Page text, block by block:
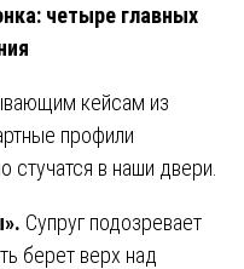
четыре главных
кейсам из
профили
стучатся в наши двери.
Супруг подозревает
берет верх над